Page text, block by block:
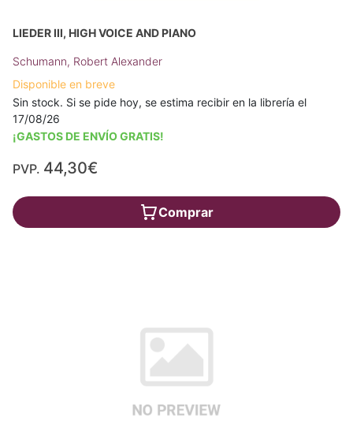
LIEDER III, HIGH VOICE AND PIANO
Schumann, Robert Alexander
Disponible en breve
Sin stock. Si se pide hoy, se estima recibir en la librería el
17/08/26
¡GASTOS DE ENVÍO GRATIS!
PVP. 44,30€
Comprar